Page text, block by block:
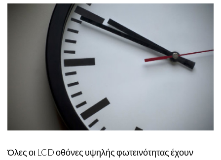
Όλες οι LCD οθόνες υψηλής φωτεινότητας έχουν